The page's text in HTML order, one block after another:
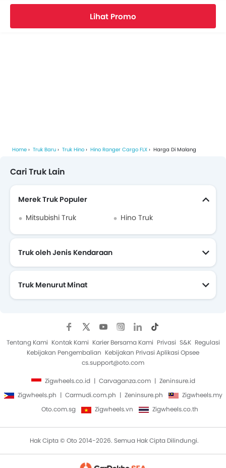
Lihat Promo
Home Truk Baru Truk Hino Hino Ranger Cargo FLX Harga Di Malang
Cari Truk Lain
Merek Truk Populer
Mitsubishi Truk
Hino Truk
Truk oleh Jenis Kendaraan
Truk Menurut Minat
Tentang Kami Kontak Kami Karier Bersama Kami Privasi S&K Regulasi
Kebijakan Pengembalian Kebijakan Privasi Aplikasi Opsee
cs.support@oto.com
Zigwheels.co.id Carvaganza.com
Zeninsure.id
Zigwheels.ph
Carmudi.com.ph Zeninsure.ph
Zigwheels.my
Oto.com.sg
Zigwheels.vn Zigwheels.co.th
Hak Cipta © Oto 2014-2026. Semua Hak Cipta Dilindungi.